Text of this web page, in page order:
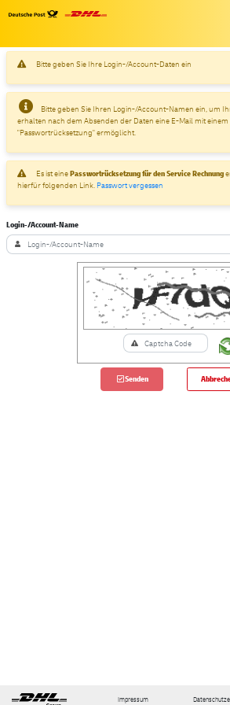
Bitte geben Sie Ihre Login-/Account-Daten ein
Bitte geben Sie Ihren Login-/Account-Namen ein, um
erhalten nach dem Absenden der Daten eine E-Mail mit einem
"Passwortrücksetzung" ermöglicht.
Es ist einePasswortrücksetzung für den Service Rechnung
hierfür folgenden Link. Passwort vergessen
Login-/Account-Name
Senden
Impressum